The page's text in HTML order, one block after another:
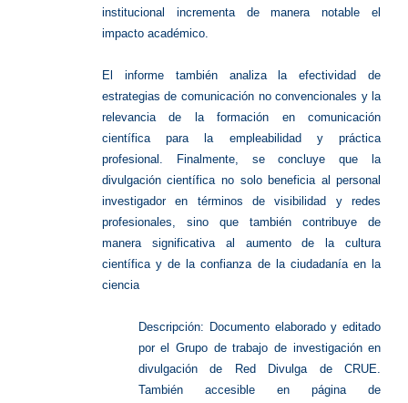
institucional incrementa de manera notable el
impacto académico.
El informe también analiza la efectividad de
estrategias de comunicación no convencionales y la
relevancia de la formación en comunicación
científica para la empleabilidad y práctica
profesional. Finalmente, se concluye que la
divulgación científica no solo beneficia al personal
investigador en términos de visibilidad y redes
profesionales, sino que también contribuye de
manera significativa al aumento de la cultura
científica y de la confianza de la ciudadanía en la
ciencia
Descripción: Documento elaborado y editado
por el Grupo de trabajo de investigación en
divulgación de Red Divulga de CRUE.
También accesible en página de